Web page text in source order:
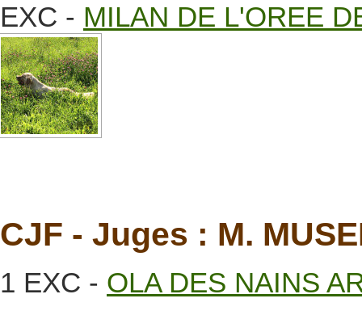
EXC - MILAN DE L'OREE
CJF - Juges : M.
1 EXC - OLA DES NAINS